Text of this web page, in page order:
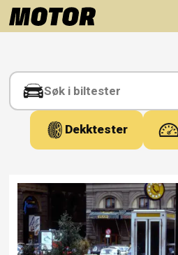
Tag:
fiat
Dekktester